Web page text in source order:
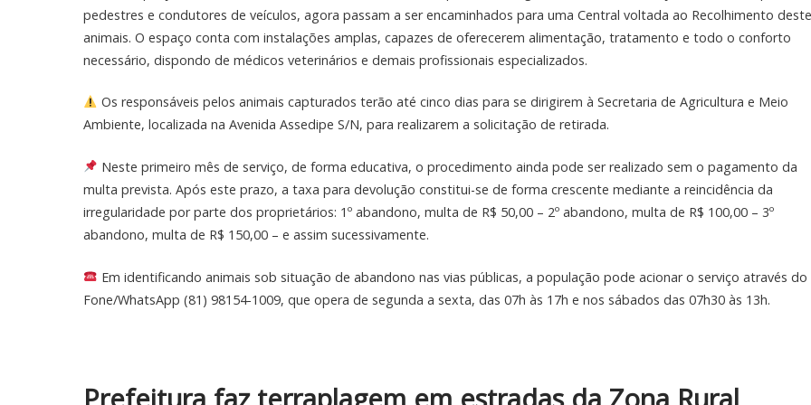
pedestres e condutores de veículos, agora passam a ser encaminhados para uma Central voltada ao Recolhimento
animais. O espaço conta com instalações amplas, capazes de oferecerem alimentação, tratamento e todo o conforto
necessário, dispondo de médicos veterinários e demais profissionais especializados.
Os responsáveis pelos animais capturados terão até cinco dias para se dirigirem à Secretaria de Agricultura e Meio
Ambiente, localizada na Avenida Assedipe S/N, para realizarem a solicitação de retirada.
Neste primeiro mês de serviço, de forma educativa, o procedimento ainda pode ser realizado sem o pagamento da
multa prevista. Após este prazo, a taxa para devolução constitui-se de forma crescente mediante a reincidência da
irregularidade por parte dos proprietários: 1º abandono, multa de R$ 50,00 – 2º abandono, multa de R$ 100,00 – 3º
abandono, multa de R$ 150,00 – e assim sucessivamente.
Em identificando animais sob situação de abandono nas vias públicas, a população pode acionar o serviço através do
Fone/WhatsApp (81) 98154-1009, que opera de segunda a sexta, das 07h às 17h e nos sábados das 07h30 às 13h.
Prefeitura faz terraplagem em estradas da Zona Rural